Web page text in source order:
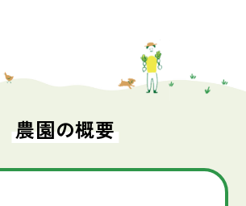
農園の概要